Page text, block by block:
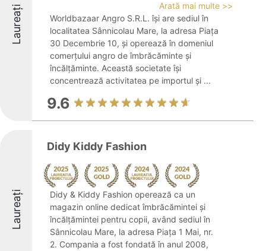
Laureați
Arată mai multe >>
Worldbazaar Angro S.R.L. își are sediul în
localitatea Sânnicolau Mare, la adresa Piața
30 Decembrie 10, și operează în domeniul
comerțului angro de îmbrăcăminte și
încălțăminte. Această societate își
concentrează activitatea pe importul și ...
9.6
Laureați
Didy Kiddy Fashion
Didy & Kiddy Fashion operează ca un
magazin online dedicat îmbrăcămintei și
încălțămintei pentru copii, având sediul în
Sânnicolau Mare, la adresa Piața 1 Mai, nr.
2. Compania a fost fondată în anul 2008,